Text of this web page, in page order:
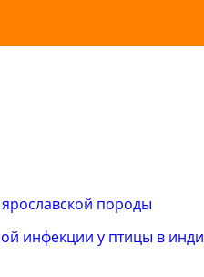
породы
инфекции у птицы в